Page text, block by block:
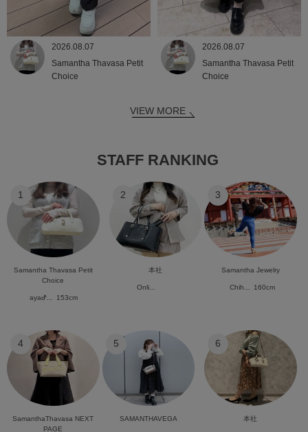
2026.08.07
Samantha Thavasa Petit
Choice
2026.08.07
Samantha Thavasa Petit
Choice
VIEW MORE
STAFF RANKING
1
Samantha Thavasa Petit
Choice
ayaᕷ... 153cm
2
本社
Onli...
3
Samantha Jewelry
Chih... 160cm
4
SamanthaThavasa NEXT
PAGE
5
SAMANTHAVEGA
6
本社